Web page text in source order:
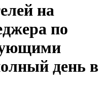
на
по
день в